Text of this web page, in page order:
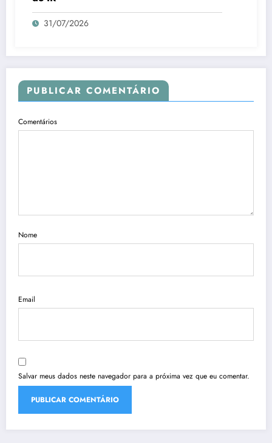
31/07/2026
PUBLICAR COMENTÁRIO
Comentários
Nome
Email
Salvar meus dados neste navegador para a próxima vez que eu comentar.